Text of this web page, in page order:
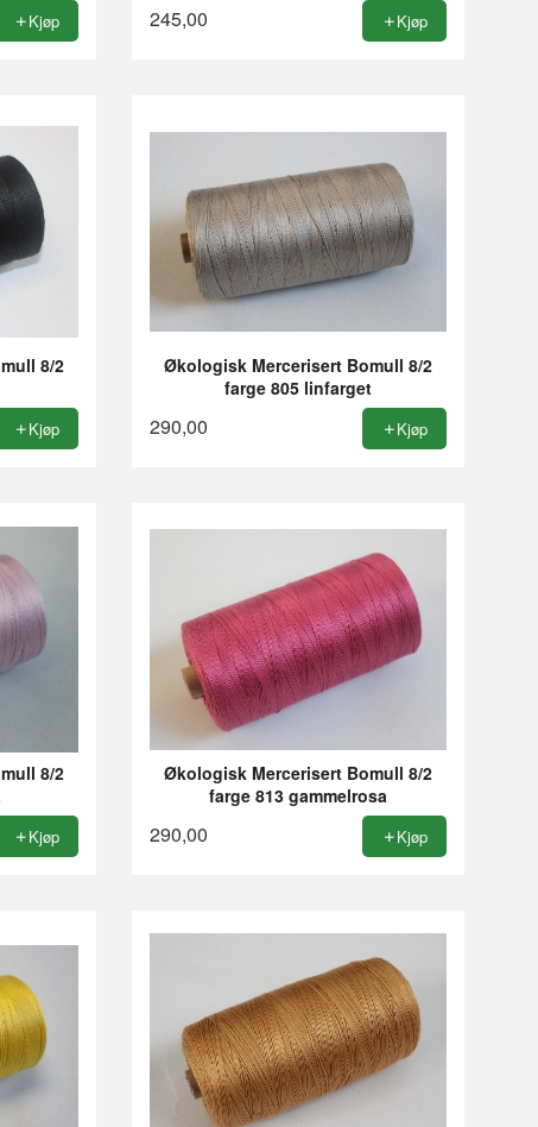
Kjøp 245,00 Kjøp
8/2
Kjøp
Økologisk Mercerisert Bomull 8/2
farge 805 linfarget
290,00 Kjøp
8/2
Kjøp
Økologisk Mercerisert Bomull 8/2
farge 813 gammelrosa
290,00 Kjøp